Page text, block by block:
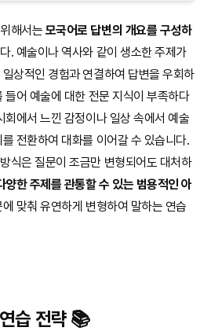
해서는 모국어로 답변의 개요를 구성하
. 예술이나 역사와 같이 생소한 주제가
상적인 경험과 연결하여 답변을 우회하
들어 예술에 대한 전문 지식이 부족하다
회에서 느낀 감정이나 일상 속에서 예술
전환하여 대화를 이어갈 수 있습니다.
식은 질문이 조금만 변형되어도 대처하
양한 주제를 관통할 수 있는 범용적인 아
맞춰 유연하게 변형하여 말하는 연습
습 전략 📚